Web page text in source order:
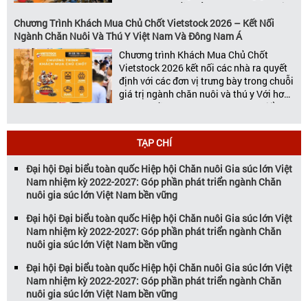
thương hàng đầu của ngành chăn nuôi
và thú y, Vietstock còn là triển lãm duy
nhất tại Việt Nam tổ chức thường niên
Chương Trình Khách Mua Chủ Chốt Vietstock 2026 – Kết Nối
Ngành Chăn Nuôi Và Thú Y Việt Nam Và Đông Nam Á
Chương trình Khách Mua Chủ Chốt
Vietstock 2026 kết nối các nhà ra quyết
định với các đơn vị trưng bày trong chuỗi
giá trị ngành chăn nuôi và thú y Với hơn
20 năm đồng hành cùng sự phát triển
Vietstock đã khẳng định vị thế là triển […]
TẠP CHÍ
Đại hội Đại biểu toàn quốc Hiệp hội Chăn nuôi Gia súc lớn Việt
Nam nhiệm kỳ 2022-2027: Góp phần phát triển ngành Chăn
nuôi gia súc lớn Việt Nam bền vững
Đại hội Đại biểu toàn quốc Hiệp hội Chăn nuôi Gia súc lớn Việt
Nam nhiệm kỳ 2022-2027: Góp phần phát triển ngành Chăn
nuôi gia súc lớn Việt Nam bền vững
Đại hội Đại biểu toàn quốc Hiệp hội Chăn nuôi Gia súc lớn Việt
Nam nhiệm kỳ 2022-2027: Góp phần phát triển ngành Chăn
nuôi gia súc lớn Việt Nam bền vững